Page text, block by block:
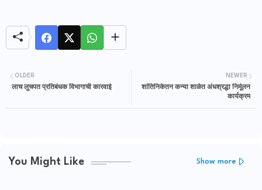
NEWER
शांतिनिकेतन कन्या शाळेत अंधश्रद्धा निर्मूलन
कार्यक्रम
OLDER
लाच लुचपत प्रतिबंधक विभागाची कारवाई
You Might Like Show more